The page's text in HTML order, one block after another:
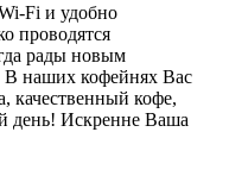
Fi и удобно
проводятся
рады новым
В наших кофейнях Вас
качественный кофе,
день! Искренне Ваша